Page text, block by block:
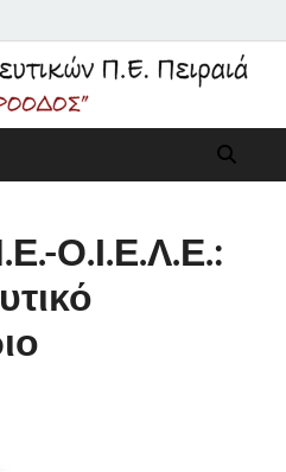
Π.Ε.
Πρόοδος"
Ο.Ι.Ε.Λ.Ε.: